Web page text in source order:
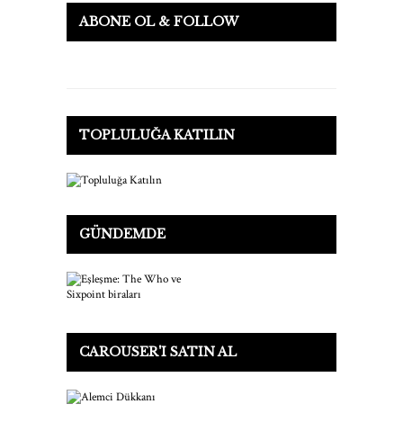
ABONE OL & FOLLOW
TOPLULUĞA KATILIN
GÜNDEMDE
CAROUSER'I SATIN AL